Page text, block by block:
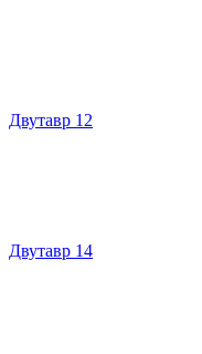
Двутавр 12
Двутавр 14